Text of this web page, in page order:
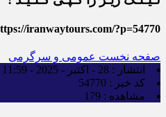
iranwaytours.com/?p=54770
صفحه نخست عمومی و سرگرمی
انتشار : 28 - اکتبر - 2025 - 11:59
کد خبر : 54770
مشاهده : 179